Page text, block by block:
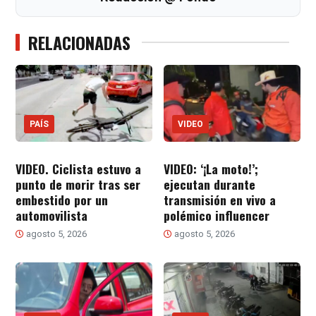
RELACIONADAS
PAÍS
VIDEO. Ciclista estuvo a
punto de morir tras ser
embestido por un
automovilista
agosto 5, 2026
VIDEO
VIDEO: ‘¡La moto!’;
ejecutan durante
transmisión en vivo a
polémico influencer
agosto 5, 2026